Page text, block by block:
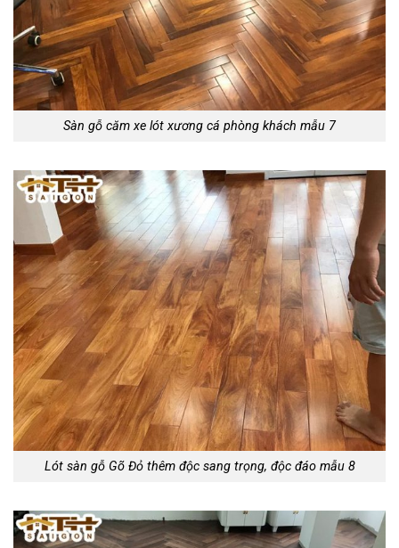
Sàn gỗ căm xe lót xương cá phòng khách mẫu 7
Lót sàn gỗ Gõ Đỏ thêm độc sang trọng, độc đáo mẫu 8